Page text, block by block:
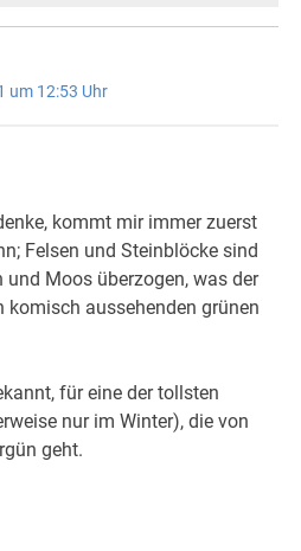
um 12:53 Uhr
kommt mir immer zuerst
Felsen und Steinblöcke sind
Moos überzogen, was der
aussehenden grünen
für eine der tollsten
nur im Winter), die von
geht.